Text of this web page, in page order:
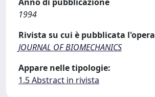
1994
Rivista su cui è pubblicata l'opera
JOURNAL OF BIOMECHANICS
Appare nelle tipologie:
1.5 Abstract in rivista